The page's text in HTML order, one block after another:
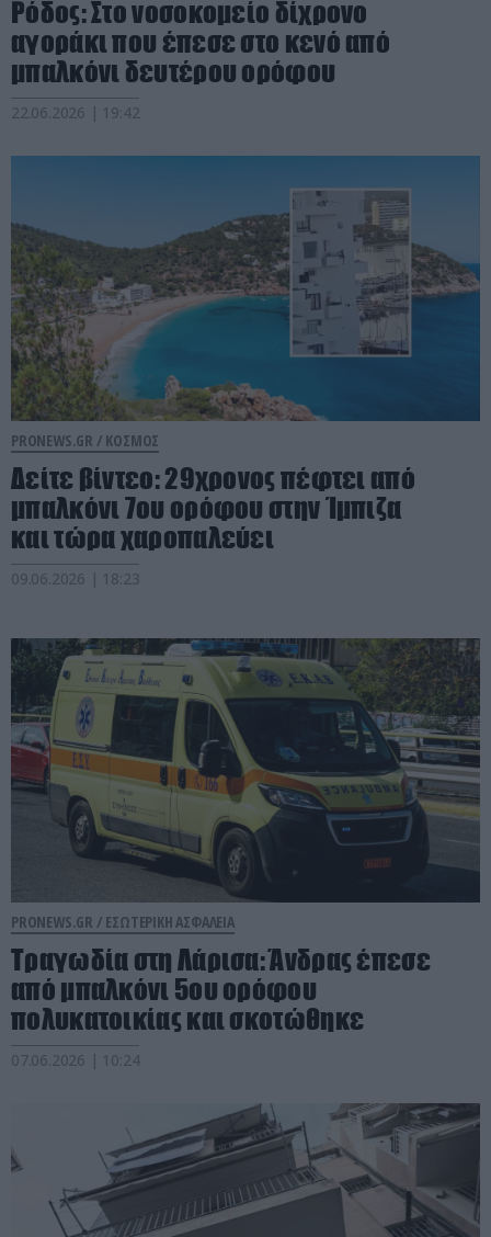
Ρόδος: Στο νοσοκομείο δίχρονο
αγοράκι που έπεσε στο κενό από
μπαλκόνι δευτέρου ορόφου
22.06.2026 | 19:42
PRONEWS.GR / ΚΟΣΜΟΣ
Δείτε βίντεο: 29χρονος πέφτει από
μπαλκόνι 7ου ορόφου στην Ίμπιζα
και τώρα χαροπαλεύει
09.06.2026 | 18:23
PRONEWS.GR / ΕΣΩΤΕΡΙΚΗ ΑΣΦΑΛΕΙΑ
Τραγωδία στη Λάρισα: Άνδρας έπεσε
από μπαλκόνι 5ου ορόφου
πολυκατοικίας και σκοτώθηκε
07.06.2026 | 10:24